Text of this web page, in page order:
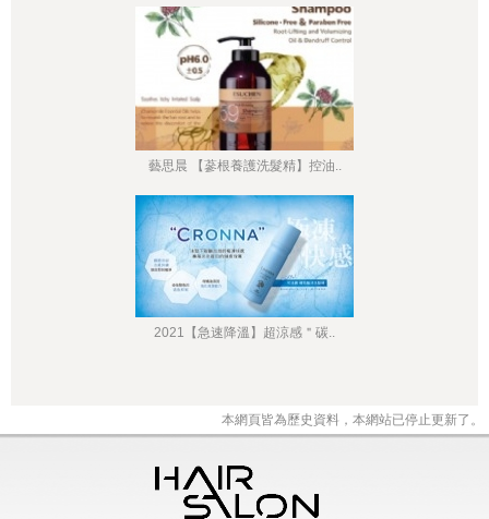
藝思晨 【蔘根養護洗髮精】控油..
2021【急速降溫】超涼感＂碳..
本網頁皆為歷史資料，本網站已停止更新了。